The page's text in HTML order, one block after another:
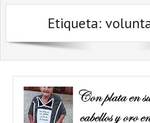
Nosotros
ContactanosEtiqueta: